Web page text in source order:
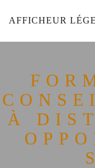
AFFICHEUR
À